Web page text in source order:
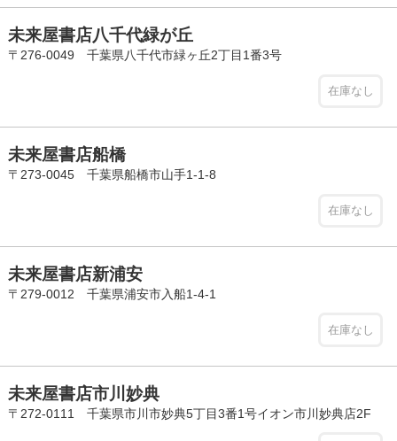
未来屋書店八千代緑が丘
〒276-0049 千葉県八千代市緑ヶ丘2丁目1番3号
在庫なし
未来屋書店船橋
〒273-0045 千葉県船橋市山手1-1-8
在庫なし
未来屋書店新浦安
〒279-0012 千葉県浦安市入船1-4-1
在庫なし
未来屋書店市川妙典
〒272-0111 千葉県市川市妙典5丁目3番1号イオン市川妙典店2F